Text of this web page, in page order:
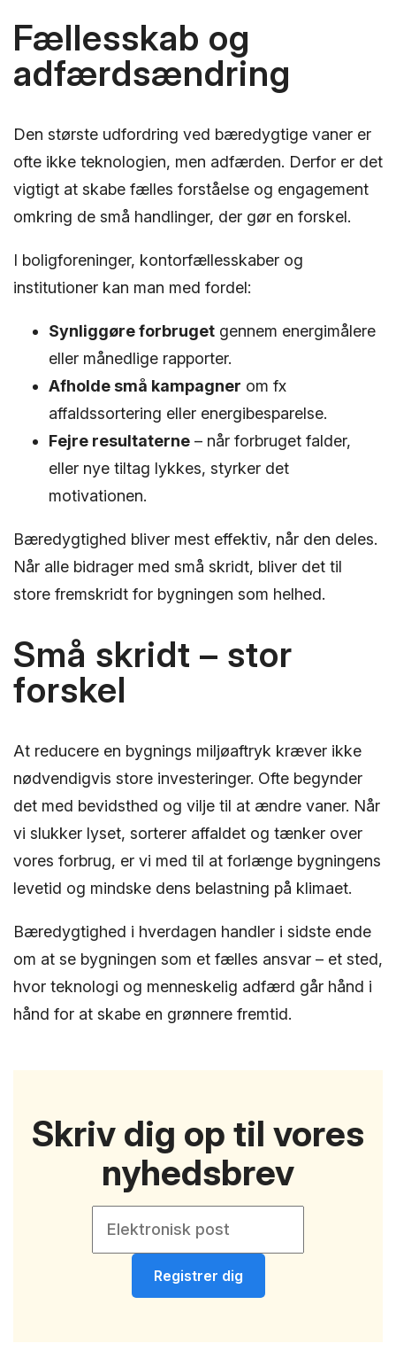
Fællesskab og
adfærdsændring
Den største udfordring ved bæredygtige vaner er
ofte ikke teknologien, men adfærden. Derfor er det
vigtigt at skabe fælles forståelse og engagement
omkring de små handlinger, der gør en forskel.
I boligforeninger, kontorfællesskaber og
institutioner kan man med fordel:
Synliggøre forbruget gennem energimålere
eller månedlige rapporter.
Afholde små kampagner om fx
affaldssortering eller energibesparelse.
Fejre resultaterne – når forbruget falder,
eller nye tiltag lykkes, styrker det
motivationen.
Bæredygtighed bliver mest effektiv, når den deles.
Når alle bidrager med små skridt, bliver det til
store fremskridt for bygningen som helhed.
Små skridt – stor
forskel
At reducere en bygnings miljøaftryk kræver ikke
nødvendigvis store investeringer. Ofte begynder
det med bevidsthed og vilje til at ændre vaner. Når
vi slukker lyset, sorterer affaldet og tænker over
vores forbrug, er vi med til at forlænge bygningens
levetid og mindske dens belastning på klimaet.
Bæredygtighed i hverdagen handler i sidste ende
om at se bygningen som et fælles ansvar – et sted,
hvor teknologi og menneskelig adfærd går hånd i
hånd for at skabe en grønnere fremtid.
Skriv dig op til vores
nyhedsbrev
Registrer dig